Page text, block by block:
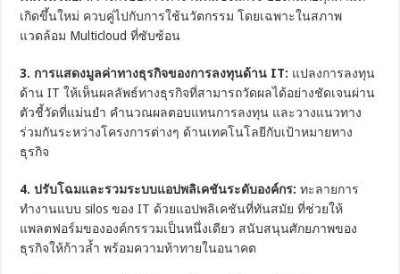
เกิดขึ้นใหม่ ควบคู่ไปกับการใช้นวัตกรรม โดยเฉพาะในสภาพ
แวดล้อม Multicloud ที่ซับซ้อน
3. การแสดงมูลค่าทางธุรกิจของการลงทุนด้าน IT: แปลงการลงทุน
ด้าน IT ให้เห็นผลลัพธ์ทางธุรกิจที่สามารถวัดผลได้อย่างชัดเจนผ่าน
ตัวชี้วัดที่แม่นยำ คำนวณผลตอบแทนการลงทุน และวางแนวทาง
ร่วมกันระหว่างโครงการต่างๆ ด้านเทคโนโลยีกับเป้าหมายทาง
ธุรกิจ
4. ปรับโฉมและรวมระบบแอปพลิเคชันระดับองค์กร: ทะลายการ
ทำงานแบบ silos ของ IT ด้วยแอปพลิเคชันที่ทันสมัย ที่ช่วยให้
แพลตฟอร์มขององค์กรรวมเป็นหนึ่งเดียว สนับสนุนศักยภาพของ
ธุรกิจให้ก้าวล้ำ พร้อมความท้าทายในอนาคต